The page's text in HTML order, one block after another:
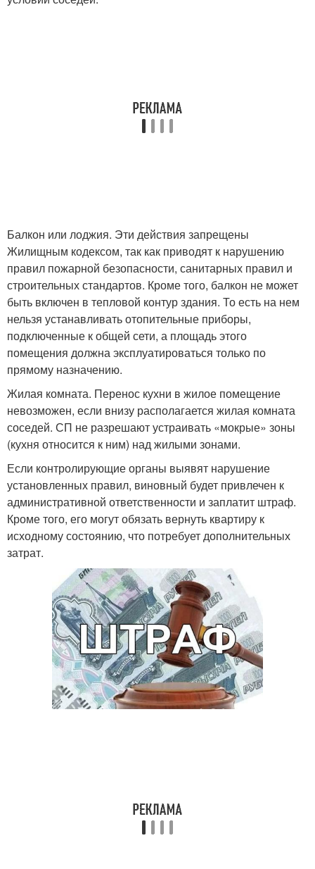
Балкон или лоджия. Эти действия запрещены
Жилищным кодексом, так как приводят к нарушению
правил пожарной безопасности, санитарных правил и
строительных стандартов. Кроме того, балкон не может
быть включен в тепловой контур здания. То есть на нем
нельзя устанавливать отопительные приборы,
подключенные к общей сети, а площадь этого
помещения должна эксплуатироваться только по
прямому назначению.
Жилая комната. Перенос кухни в жилое помещение
невозможен, если внизу располагается жилая комната
соседей. СП не разрешают устраивать «мокрые» зоны
(кухня относится к ним) над жилыми зонами.
Если контролирующие органы выявят нарушение
установленных правил, виновный будет привлечен к
административной ответственности и заплатит штраф.
Кроме того, его могут обязать вернуть квартиру к
исходному состоянию, что потребует дополнительных
затрат.